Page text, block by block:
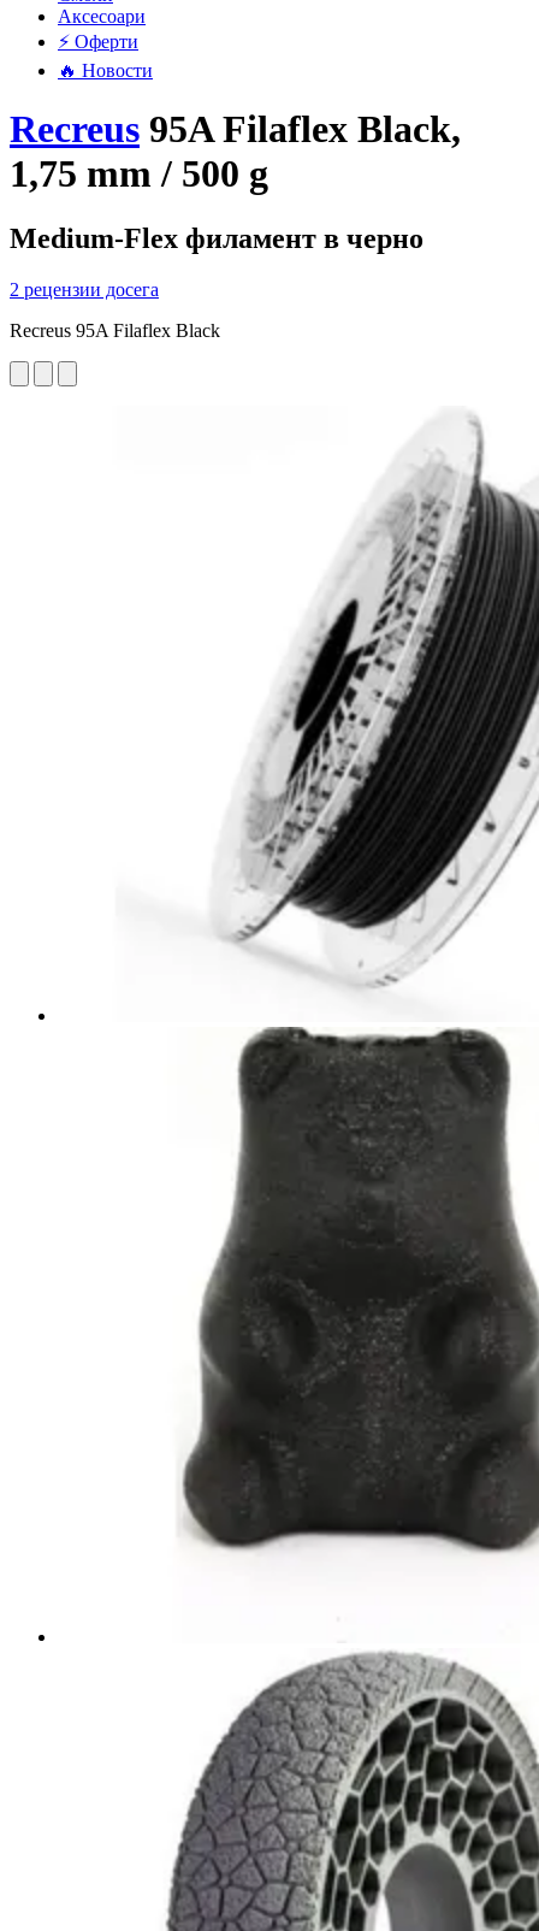
Аксесоари
⚡ Оферти
🔥 Новости
Recreus 95A Filaflex Black,
1,75 mm / 500 g
Medium-Flex филамент в черно
2 рецензии досега
Recreus 95A Filaflex Black